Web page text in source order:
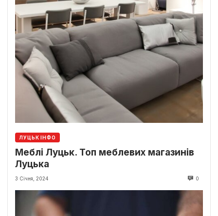
ЛУЦЬК ІНФО
Меблі Луцьк. Топ меблевих магазинів
Луцька
3 Січня, 2024 0